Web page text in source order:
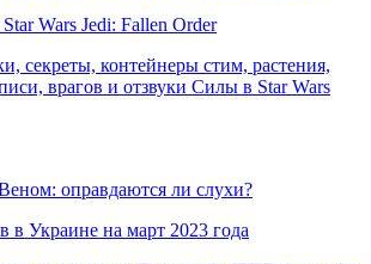
Wars Jedi: Fallen Order
секреты, контейнеры стим, растения,
врагов и отзвуки Силы в Star Wars
оправдаются ли слухи?
в Украине на март 2023 года